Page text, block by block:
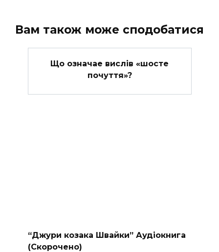
Вам також може сподобатися
Що означае вислів «шосте
почуття»?
“Джури козака Швайки” Аудіокнига
(Скорочено)